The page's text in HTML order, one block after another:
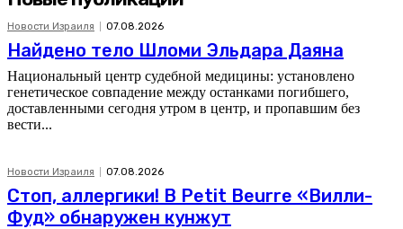
Новости Израиля 07.08.2026
Найдено тело Шломи Эльдара Даяна
Национальный центр судебной медицины: установлено
генетическое совпадение между останками погибшего,
доставленными сегодня утром в центр, и пропавшим без
вести...
Новости Израиля 07.08.2026
Стоп, аллергики! В Petit Beurre «Вилли-
Фуд» обнаружен кунжут